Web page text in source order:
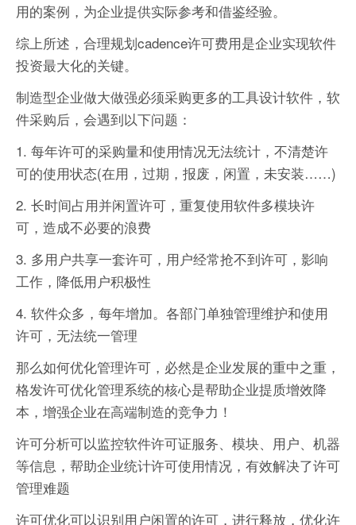
用的案例，为企业提供实际参考和借鉴经验。
综上所述，合理规划cadence许可费用是企业实现软件
投资最大化的关键。
制造型企业做大做强必须采购更多的工具设计软件，软
件采购后，会遇到以下问题：
1. 每年许可的采购量和使用情况无法统计，不清楚许
可的使用状态(在用，过期，报废，闲置，未安装……)
2. 长时间占用并闲置许可，重复使用软件多模块许
可，造成不必要的浪费
3. 多用户共享一套许可，用户经常抢不到许可，影响
工作，降低用户积极性
4. 软件众多，每年增加。各部门单独管理维护和使用
许可，无法统一管理
那么如何优化管理许可，必然是企业发展的重中之重，
格发许可优化管理系统的核心是帮助企业提质增效降
本，增强企业在高端制造的竞争力！
许可分析可以监控软件许可证服务、模块、用户、机器
等信息，帮助企业统计许可使用情况，有效解决了许可
管理难题
许可优化可以识别用户闲置的许可，进行释放，优化许